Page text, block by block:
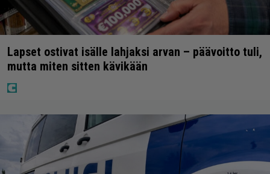
Lapset ostivat isälle lahjaksi arvan – päävoitto tuli,
mutta miten sitten kävikään